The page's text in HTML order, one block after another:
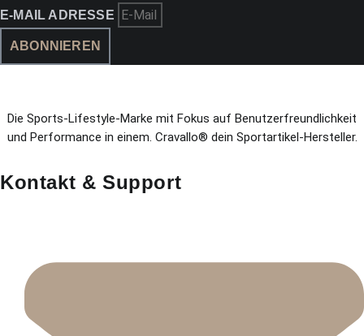
E-MAIL ADRESSE
ABONNIEREN
Die Sports-Lifestyle-Marke mit Fokus auf Benutzerfreundlichkeit
und Performance in einem. Cravallo® dein Sportartikel-Hersteller.
Kontakt & Support